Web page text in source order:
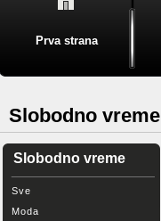
Prva strana
Slobodno vreme
Slobodno vreme
Sve
Moda